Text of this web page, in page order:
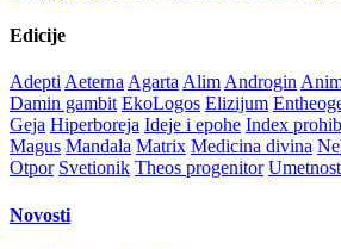
Edicije
AdeptiAeternaAgartaAlimAndrogin
Damin gambit EkoLogos Elizijum
Geja Hiperboreja Ideje i epohe Index
Magus Mandala Matrix Medicina divina
Otpor Svetionik Theos progenitor
Novosti